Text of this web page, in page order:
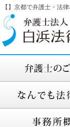
【】京都で弁護士・法